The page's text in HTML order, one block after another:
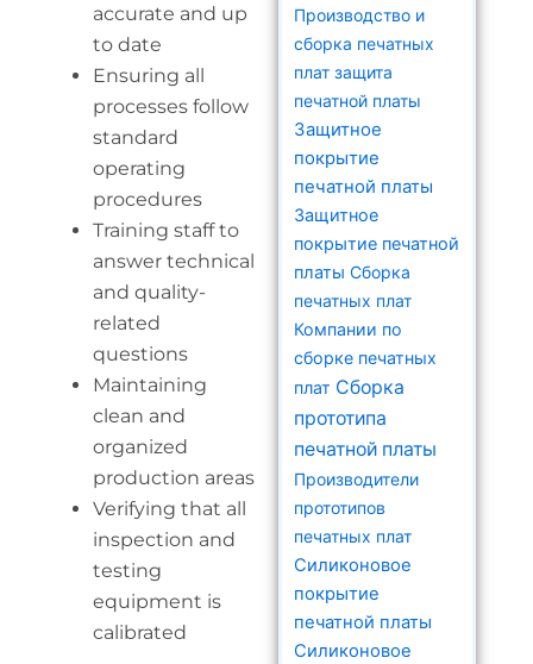
accurate and up
to date
Ensuring all
processes follow
standard
operating
procedures
Training staff to
answer technical
and quality-
related
questions
Maintaining
clean and
organized
production areas
Verifying that all
inspection and
testing
equipment is
calibrated
Производство и
сборка печатных
плат защита
печатной платы
Защитное
покрытие
печатной платы
Защитное
покрытие печатной
платы Сборка
печатных плат
Компании по
сборке печатных
плат Сборка
прототипа
печатной платы
Производители
прототипов
печатных плат
Силиконовое
покрытие
печатной платы
Силиконовое